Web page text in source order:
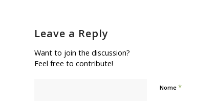
Leave a Reply
Want to join the discussion?
Feel free to contribute!
Nome *